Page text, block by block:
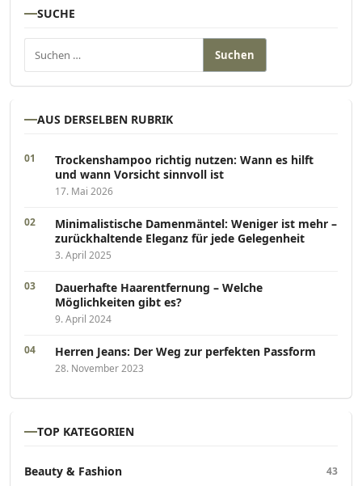
SUCHE
Suchen nach:
AUS DERSELBEN RUBRIK
Trockenshampoo richtig nutzen: Wann es hilft
und wann Vorsicht sinnvoll ist
17. Mai 2026
Minimalistische Damenmäntel: Weniger ist mehr –
zurückhaltende Eleganz für jede Gelegenheit
3. April 2025
Dauerhafte Haarentfernung – Welche
Möglichkeiten gibt es?
9. April 2024
Herren Jeans: Der Weg zur perfekten Passform
28. November 2023
TOP KATEGORIEN
Beauty & Fashion 43